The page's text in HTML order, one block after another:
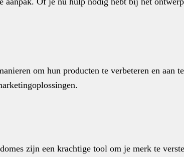
om hun producten te verbeteren en aan
zijn een krachtige tool om je merk te